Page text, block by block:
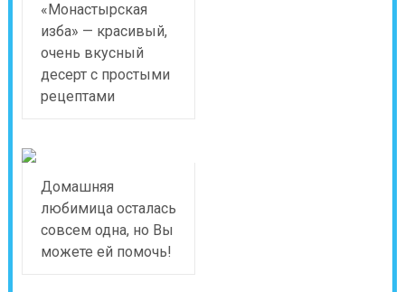
«Монастырская
изба» — красивый,
очень вкусный
десерт с простыми
рецептами
Домашняя
любимица осталась
совсем одна, но Вы
можете ей помочь!